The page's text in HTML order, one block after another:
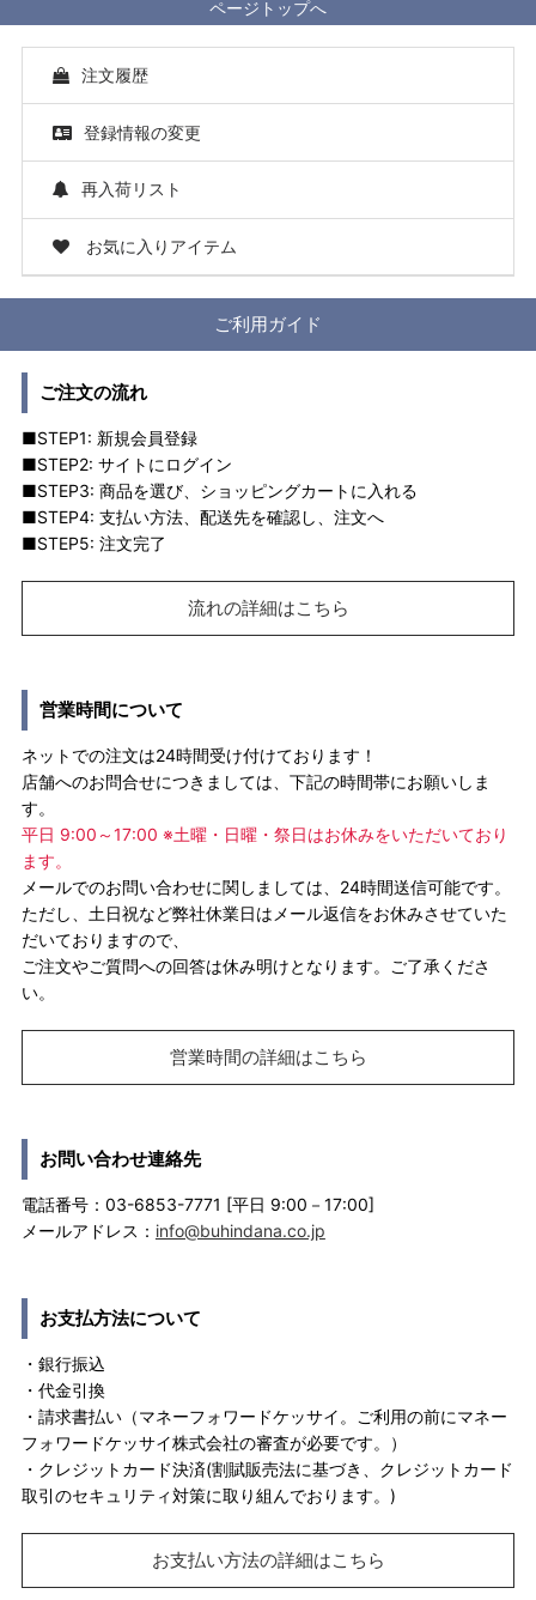
ページトップへ
注文履歴
登録情報の変更
再入荷リスト
お気に入りアイテム
ご利用ガイド
ご注文の流れ
■STEP1: 新規会員登録
■STEP2: サイトにログイン
■STEP3: 商品を選び、ショッピングカートに入れる
■STEP4: 支払い方法、配送先を確認し、注文へ
■STEP5: 注文完了
流れの詳細はこちら
営業時間について
ネットでの注文は24時間受け付けております！
店舗へのお問合せにつきましては、下記の時間帯にお願いしま
す。
平日 9:00～17:00 ※土曜・日曜・祭日はお休みをいただいており
ます。
メールでのお問い合わせに関しましては、24時間送信可能です。
ただし、土日祝など弊社休業日はメール返信をお休みさせていた
だいておりますので、
ご注文やご質問への回答は休み明けとなります。ご了承くださ
い。
営業時間の詳細はこちら
お問い合わせ連絡先
電話番号：03-6853-7771 [平日 9:00－17:00]
メールアドレス： info@buhindana.co.jp
お支払方法について
・銀行振込
・代金引換
・請求書払い（マネーフォワードケッサイ。ご利用の前にマネー
フォワードケッサイ株式会社の審査が必要です。）
・クレジットカード決済(割賦販売法に基づき、クレジットカード
取引のセキュリティ対策に取り組んでおります。)
お支払い方法の詳細はこちら